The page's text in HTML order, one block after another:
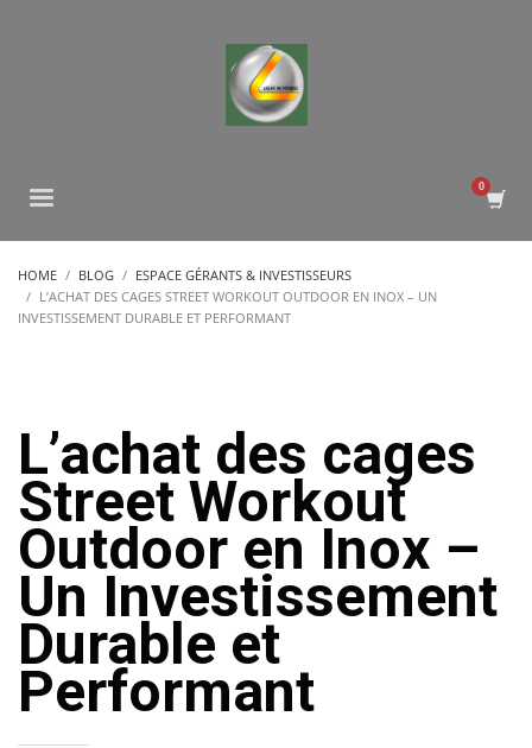
HOME BLOG
ESPACE GÉRANTS & INVESTISSEURS
L’ACHAT DES CAGES STREET WORKOUT OUTDOOR EN INOX – UN
INVESTISSEMENT DURABLE ET PERFORMANT
L’achat des cages
Street Workout
Outdoor en Inox –
Un Investissement
Durable et
Performant